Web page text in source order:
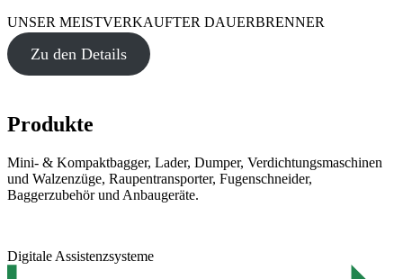
UNSER MEISTVERKAUFTER DAUERBRENNER
Zu den Details
Produkte
Mini- & Kompaktbagger, Lader, Dumper, Verdichtungsmaschinen
und Walzenzüge, Raupentransporter, Fugenschneider,
Baggerzubehör und Anbaugeräte.
Digitale Assistenzsysteme